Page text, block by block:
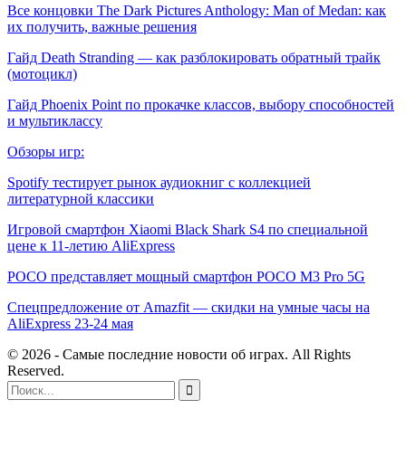
Все концовки The Dark Pictures Anthology: Man of Medan: как
их получить, важные решения
Гайд Death Stranding — как разблокировать обратный трайк
(мотоцикл)
Гайд Phoenix Point по прокачке классов, выбору способностей
и мультиклассу
Обзоры игр:
Spotify тестирует рынок аудиокниг с коллекцией
литературной классики
Игровой смартфон Xiaomi Black Shark S4 по специальной
цене к 11-летию AliExpress
POCO представляет мощный смартфон POCO M3 Pro 5G
Спецпредложение от Amazfit — скидки на умные часы на
AliExpress 23-24 мая
© 2026 - Самые последние новости об играх. All Rights
Reserved.